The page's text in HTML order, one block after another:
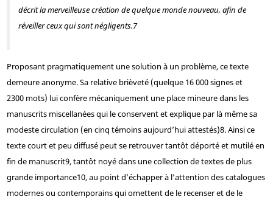
décrit la merveilleuse création de quelque monde nouveau, afin de
réveiller ceux qui sont négligents.7
Proposant pragmatiquement une solution à un problème, ce texte
demeure anonyme. Sa relative brièveté (quelque 16 000 signes et
2300 mots) lui confère mécaniquement une place mineure dans les
manuscrits miscellanées qui le conservent et explique par là même sa
modeste circulation (en cinq témoins aujourd’hui attestés)8. Ainsi ce
texte court et peu diffusé peut se retrouver tantôt déporté et mutilé en
fin de manuscrit9, tantôt noyé dans une collection de textes de plus
grande importance10, au point d’échapper à l’attention des catalogues
modernes ou contemporains qui omettent de le recenser et de le